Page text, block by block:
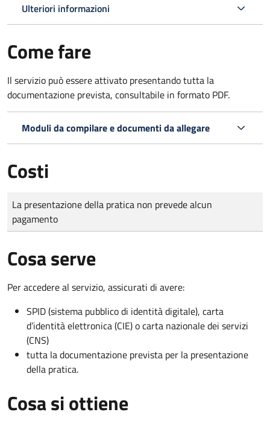
Ulteriori informazioni
Come fare
Il servizio può essere attivato presentando tutta la
documentazione prevista, consultabile in formato PDF.
Moduli da compilare e documenti da allegare
Costi
Tipo di pagamento
Importo
La presentazione della pratica non prevede alcun
pagamento
Cosa serve
Per accedere al servizio, assicurati di avere:
SPID (sistema pubblico di identità digitale), carta
d’identità elettronica (CIE) o carta nazionale dei servizi
(CNS)
tutta la documentazione prevista per la presentazione
della pratica.
Cosa si ottiene